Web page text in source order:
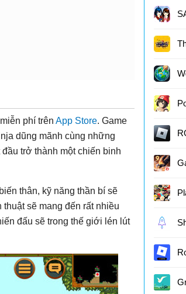
phí trên App Store. Game
dũng mãnh cùng những
đầu trở thành một chiến binh
thân, kỹ năng thần bí sẽ
sẽ mang đến rất nhiều
đấu sẽ trong thế giới lén lút
9